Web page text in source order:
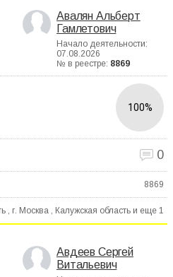
Авалян Альберт
Гамлетович
Начало деятельности:
07.08.2026
№ в реестре: 8869
100%
0
8869
, г. Москва , Калужская область и еще 1
Авдеев Сергей
Витальевич